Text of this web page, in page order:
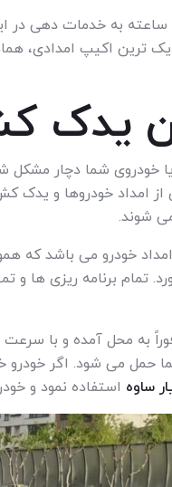
خودروبر ساوه به صورت 24 ساعته
ترین اکیپ امدادی،
یدک
خودروی شما دچار
از امداد خودروها و یدک
شوند.
خودرو می باشد که
تمام برنامه ریزی ها
به محل آمده و با سرعت
حمل می شود. اگر خودرو
ساوه استفاده نمود و